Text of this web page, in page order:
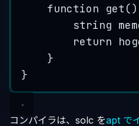
function
get ()
string
return
}
}
コンパイラは、solc をapt で